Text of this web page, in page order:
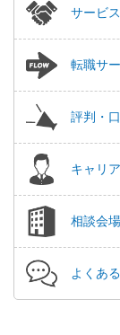
サービ
転職サ
評判・
キャリ
相談会場
よくあ